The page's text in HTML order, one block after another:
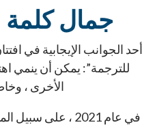
جمال
أحد الجوانب الإيجابية في
للترجمة”: يمكن أن ينمي
الأخرى ،
في عام 2021 ، على